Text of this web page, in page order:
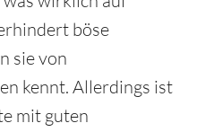
böse
sie von
kennt. Allerdings ist
mit guten